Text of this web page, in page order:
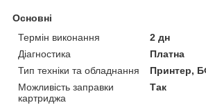
Основні
Термін виконання
2 дн
Діагностика
Платна
Тип техніки та обладнання
Принтер,
Можливість заправки
картриджа
Так